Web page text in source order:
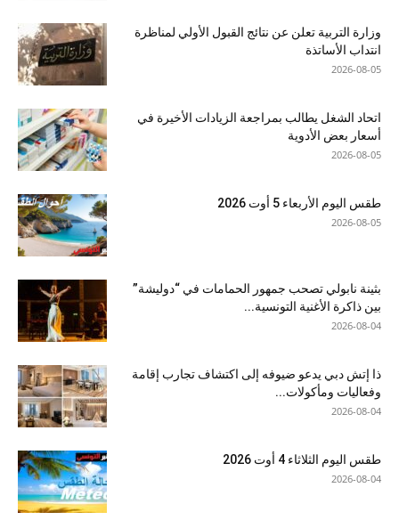
وزارة التربية تعلن عن نتائج القبول الأولي لمناظرة
انتداب الأساتذة
2026-08-05
اتحاد الشغل يطالب بمراجعة الزيادات الأخيرة في
أسعار بعض الأدوية
2026-08-05
طقس اليوم الأربعاء 5 أوت 2026
2026-08-05
بثينة نابولي تصحب جمهور الحمامات في “دوليشة”
بين ذاكرة الأغنية التونسية...
2026-08-04
ذا إتش دبي يدعو ضيوفه إلى اكتشاف تجارب إقامة
وفعاليات ومأكولات...
2026-08-04
طقس اليوم الثلاثاء 4 أوت 2026
2026-08-04